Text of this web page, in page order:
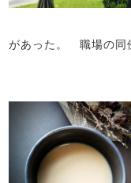
があった。 職場の